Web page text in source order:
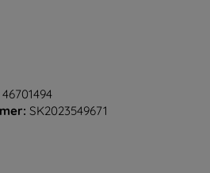
46701494
SK2023549671